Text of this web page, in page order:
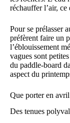
réchauffer l’air, ce
Pour se prélasser
préfèrent faire un
l’éblouissement
vagues sont
du paddle-board
aspect du
Que porter en
Des tenues